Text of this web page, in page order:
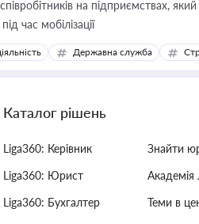
на підприємствах,
час мобілізації
Державна служба
Каталог рішень
Liga360: Керівник
Liga360: Юрист
Liga360: Бухгалтер
Знайти
Теми в